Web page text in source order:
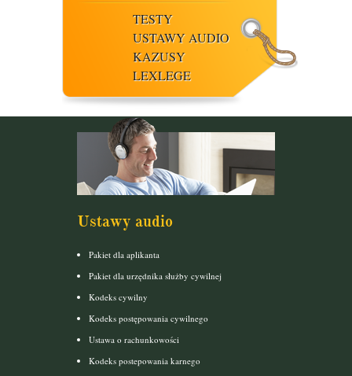
TESTY
USTAWY AUDIO
KAZUSY
LEXLEGE
Ustawy audio
Pakiet dla aplikanta
Pakiet dla urzędnika służby cywilnej
Kodeks cywilny
Kodeks postępowania cywilnego
Ustawa o rachunkowości
Kodeks postepowania karnego